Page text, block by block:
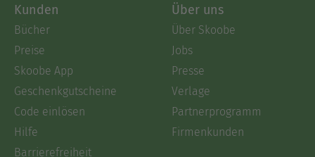
Kunden
Bücher
Preise
Skoobe App
Geschenkgutscheine
Code einlösen
Hilfe
Barrierefreiheit
Über uns
Über Skoobe
Jobs
Presse
Verlage
Partnerprogramm
Firmenkunden